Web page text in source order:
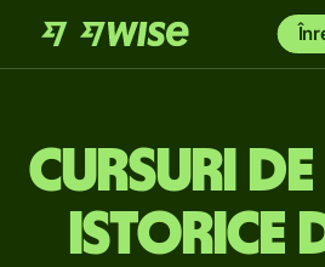
Cursuri de
istorice